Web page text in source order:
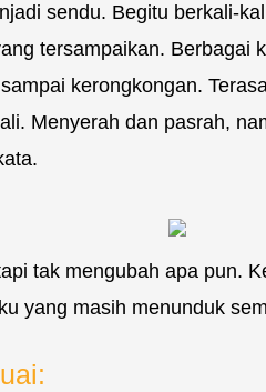
sendu. Begitu berkali-
tersampaikan. Berbagai
kerongkongan.
Menyerah dan pasrah,
tak mengubah apa pun.
yang masih menunduk